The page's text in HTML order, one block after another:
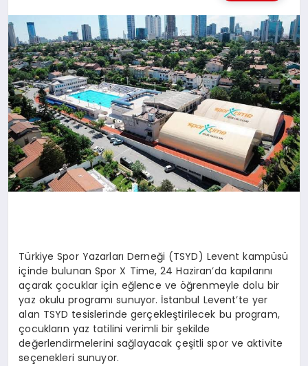
Türkiye Spor Yazarları Derneği (TSYD) Levent kampüsü
içinde bulunan Spor X Time, 24 Haziran’da kapılarını
açarak çocuklar için eğlence ve öğrenmeyle dolu bir
yaz okulu programı sunuyor. İstanbul Levent’te yer
alan TSYD tesislerinde gerçekleştirilecek bu program,
çocukların yaz tatilini verimli bir şekilde
değerlendirmelerini sağlayacak çeşitli spor ve aktivite
seçenekleri sunuyor.